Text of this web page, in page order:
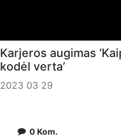
Karjeros augimas
kodėl verta’
2023 03 29
0 Kom.